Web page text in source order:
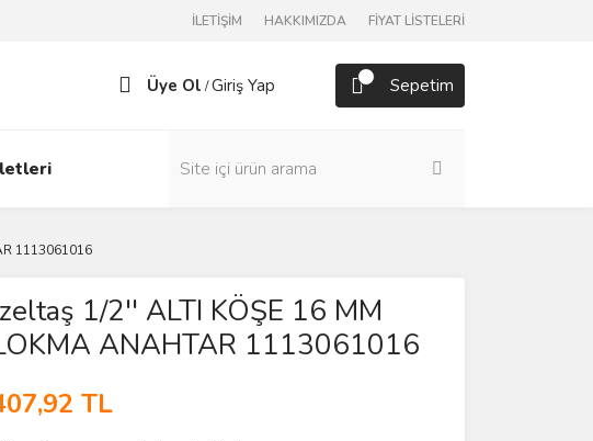
İLETİŞİM HAKKIMIZDA FİYAT LİSTELERİ
Üye Ol /Giriş Yap Sepetim
1113061016
1/2'' ALTI KÖŞE 16 MM
ANAHTAR 1113061016
TL